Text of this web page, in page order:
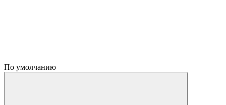
По умолчанию